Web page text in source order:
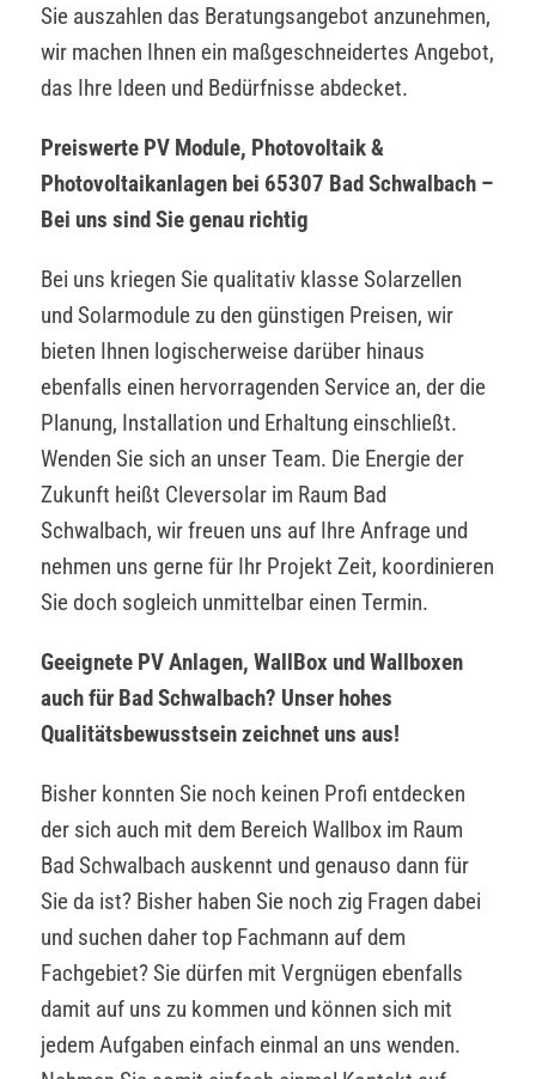
Sie auszahlen das Beratungsangebot anzunehmen,
wir machen Ihnen ein maßgeschneidertes Angebot,
das Ihre Ideen und Bedürfnisse abdecket.
Preiswerte PV Module, Photovoltaik &
Photovoltaikanlagen bei 65307 Bad Schwalbach –
Bei uns sind Sie genau richtig
Bei uns kriegen Sie qualitativ klasse Solarzellen
und Solarmodule zu den günstigen Preisen, wir
bieten Ihnen logischerweise darüber hinaus
ebenfalls einen hervorragenden Service an, der die
Planung, Installation und Erhaltung einschließt.
Wenden Sie sich an unser Team. Die Energie der
Zukunft heißt Cleversolar im Raum Bad
Schwalbach, wir freuen uns auf Ihre Anfrage und
nehmen uns gerne für Ihr Projekt Zeit, koordinieren
Sie doch sogleich unmittelbar einen Termin.
Geeignete PV Anlagen, WallBox und Wallboxen
auch für Bad Schwalbach? Unser hohes
Qualitätsbewusstsein zeichnet uns aus!
Bisher konnten Sie noch keinen Profi entdecken
der sich auch mit dem Bereich Wallbox im Raum
Bad Schwalbach auskennt und genauso dann für
Sie da ist? Bisher haben Sie noch zig Fragen dabei
und suchen daher top Fachmann auf dem
Fachgebiet? Sie dürfen mit Vergnügen ebenfalls
damit auf uns zu kommen und können sich mit
jedem Aufgaben einfach einmal an uns wenden.